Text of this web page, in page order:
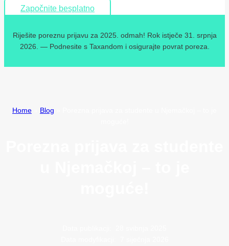
Započnite besplatno
Riješite poreznu prijavu za 2025. odmah! Rok istječe 31. srpnja
2026. — Podnesite s Taxandom i osigurajte povrat poreza.
Home Blog